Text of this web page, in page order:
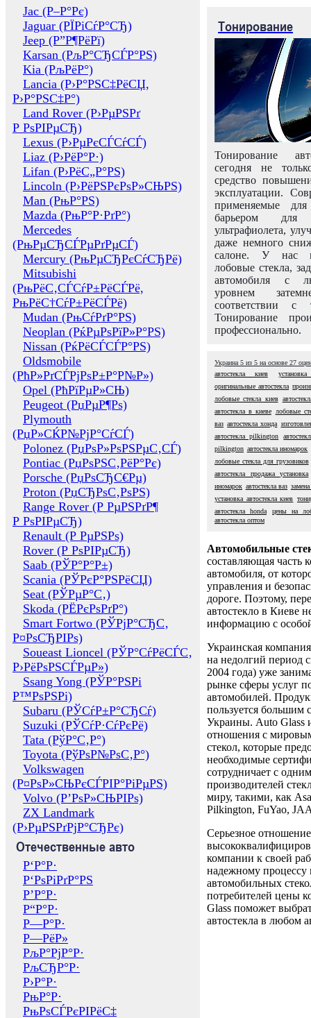
Jac (Р–Р°Рє)
Jaguar (РЇРіСѓР°СЂ)
Jeep (Р”Р¶РёРї)
Karsan (РљР°СЂСЃР°РЅ)
Kia (РљРёР°)
Lancia (Р›Р°РЅС‡РёСЏ,
Р›Р°РЅС‡Р°)
Land Rover (Р›РµРЅРґ
Р РѕРІРµСЂ)
Lexus (Р›РµРєСЃСѓСЃ)
Liaz (Р›РёР°Р·)
Lifan (Р›РёС„Р°РЅ)
Lincoln (Р›РёРЅРєРѕР»СЊРЅ)
Man (РњР°РЅ)
Mazda (РњР°Р·РґР°)
Mercedes
(РњРµСЂСЃРµРґРµСЃ)
Mercury (РњРµСЂРєСѓСЂРё)
Mitsubishi
(РњРёС‚СЃСѓР±РёСЃРё,
РњРёС†СѓР±РёСЃРё)
Mudan (РњСѓРґР°РЅ)
Neoplan (РќРµРѕРїР»Р°РЅ)
Nissan (РќРёСЃСЃР°РЅ)
Oldsmobile
(РћР»РґСЃРјРѕР±Р°Р№Р»)
Opel (РћРїРµР»СЊ)
Peugeot (РџРµР¶Рѕ)
Plymouth
(РџР»СЌР№РјР°СѓСЃ)
Polonez (РџРѕР»РѕРЅРµС‚СЃ)
Pontiac (РџРѕРЅС‚РёР°Рє)
Porsche (РџРѕСЂС€Рµ)
Proton (РџСЂРѕС‚РѕРЅ)
Range Rover (Р РµРЅРґР¶
Р РѕРІРµСЂ)
Renault (Р РµРЅРѕ)
Rover (Р РѕРІРµСЂ)
Saab (РЎР°Р°Р±)
Scania (РЎРєР°РЅРёСЏ)
Seat (РЎРµР°С‚)
Skoda (РЁРєРѕРґР°)
Smart Fortwo (РЎРјР°СЂС‚
Р¤РѕСЂРІРѕ)
Soueast Lioncel (РЎР°СѓРёСЃС‚
Р›РёРѕРЅСЃРµР»)
Ssang Yong (РЎР°РЅРі
Р™РѕРЅРі)
Subaru (РЎСѓР±Р°СЂСѓ)
Suzuki (РЎСѓР·СѓРєРё)
Tata (РўР°С‚Р°)
Toyota (РўРѕР№РѕС‚Р°)
Volkswagen
(Р¤РѕР»СЊРєСЃРІР°РіРµРЅ)
Volvo (Р’РѕР»СЊРІРѕ)
ZX Landmark
(Р›РµРЅРґРјР°СЂРє)
Отечественные авто
Р‘Р°Р·
Р‘РѕРіРґР°РЅ
Р’Р°Р·
Р“Р°Р·
Р—Р°Р·
Р—РёР»
РљР°РјР°Р·
РљСЂР°Р·
Р›Р°Р·
РњР°Р·
РњРѕСЃРєРІРёС‡
Тонирование
Тонирование
сегодня не
средство
эксплуатации.
применяемые
барьером для
ультрафиолета,
даже немного
салоне. У нас
лобовые стекла,
автомобиля с
уровнем
соответствии с
Тонирование
профессионально.
Украина 5 из 5 на основе 27
автостекла киев
оригинальные автостекла
лобовые стекла киев
автостекла в киеве
лобовые
ваз автостекла хонда
автостекла pilkington
pilkington автостекла иномарок
лобовые стекла для грузовиков
автостекла продажа установка
иномарок автостекла ваз
установка автостекла киев
автостекла honda
цены на
автостекла оптом
Автомобильные
составляющая часть
автомобиля, от
управления и
дороге. Поэтому,
автостекло в Киеве
информацию с
Украинская
на недолгий период
2004 года) уже
рынке сферы услуг
автомобилей.
пользуется большим
Украины. Auto Glass
отношения с
стекол, которые
необходимые
сотрудничает с
производителей
миру, такими, как
Pilkington, FuYao,
Серьезное отношение
компании к своей
надежному процессу
автомобильных
потребителей цены
Glass поможет
автостекла в любом